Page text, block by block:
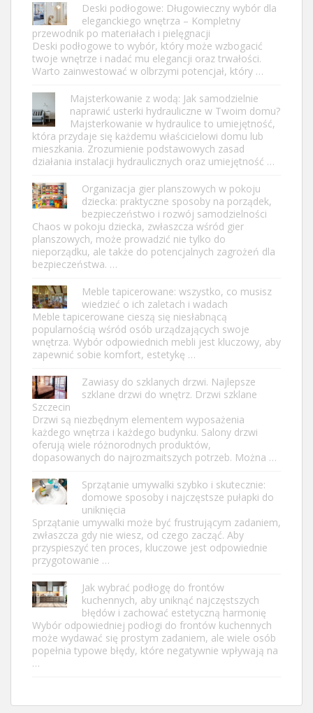
Deski podłogowe: Długowieczny wybór dla
eleganckiego wnętrza – Kompletny
przewodnik po materiałach i pielęgnacji
Deski podłogowe to wybór, który może wzbogacić
twoje wnętrze i nadać mu elegancji oraz trwałości.
Warto zainwestować w olbrzymi potencjał, który …
Majsterkowanie z wodą: Jak samodzielnie
naprawić usterki hydrauliczne w Twoim domu?
Majsterkowanie w hydraulice to umiejętność,
która przydaje się każdemu właścicielowi domu lub
mieszkania. Zrozumienie podstawowych zasad
działania instalacji hydraulicznych oraz umiejętność …
Organizacja gier planszowych w pokoju
dziecka: praktyczne sposoby na porządek,
bezpieczeństwo i rozwój samodzielności
Chaos w pokoju dziecka, zwłaszcza wśród gier
planszowych, może prowadzić nie tylko do
nieporządku, ale także do potencjalnych zagrożeń dla
bezpieczeństwa. …
Meble tapicerowane: wszystko, co musisz
wiedzieć o ich zaletach i wadach
Meble tapicerowane cieszą się niesłabnącą
popularnością wśród osób urządzających swoje
wnętrza. Wybór odpowiednich mebli jest kluczowy, aby
zapewnić sobie komfort, estetykę …
Zawiasy do szklanych drzwi. Najlepsze
szklane drzwi do wnętrz. Drzwi szklane
Szczecin
Drzwi są niezbędnym elementem wyposażenia
każdego wnętrza i każdego budynku. Salony drzwi
oferują wiele różnorodnych produktów,
dopasowanych do najrozmaitszych potrzeb. Można …
Sprzątanie umywalki szybko i skutecznie:
domowe sposoby i najczęstsze pułapki do
uniknięcia
Sprzątanie umywalki może być frustrującym zadaniem,
zwłaszcza gdy nie wiesz, od czego zacząć. Aby
przyspieszyć ten proces, kluczowe jest odpowiednie
przygotowanie …
Jak wybrać podłogę do frontów
kuchennych, aby uniknąć najczęstszych
błędów i zachować estetyczną harmonię
Wybór odpowiedniej podłogi do frontów kuchennych
może wydawać się prostym zadaniem, ale wiele osób
popełnia typowe błędy, które negatywnie wpływają na
…